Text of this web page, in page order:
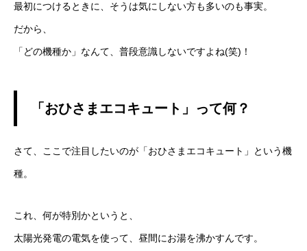
最初につけるときに、そうは気にしない方も多いのも事実。
だから、
「どの機種か」なんて、普段意識しないですよね(笑)！
「おひさまエコキュート」って何？
さて、ここで注目したいのが「おひさまエコキュート」という機
種。
これ、何が特別かというと、
太陽光発電の電気を使って、昼間にお湯を沸かすんです。